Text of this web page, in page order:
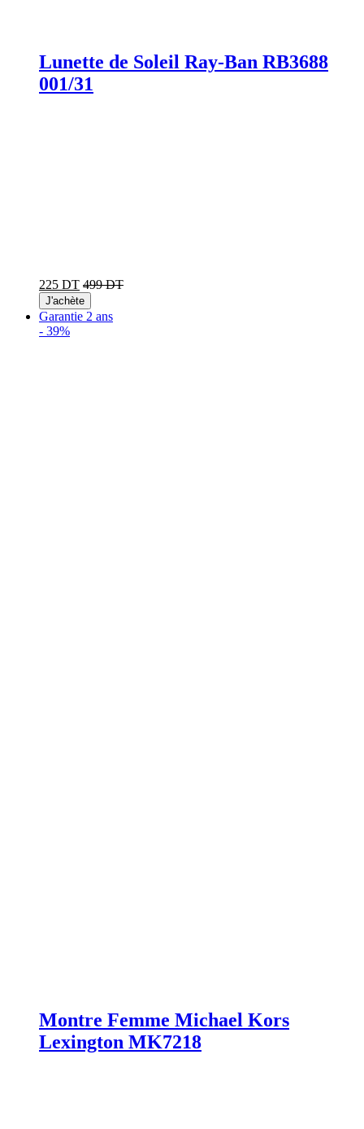
Lunette de Soleil Ray-Ban RB3688
001/31
225 DT 499 DT
J'achète
Garantie 2 ans
- 39%
Montre Femme Michael Kors
Lexington MK7218